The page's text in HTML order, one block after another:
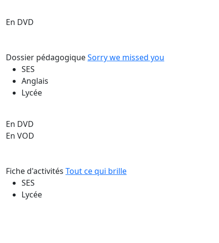
En DVD
Dossier pédagogiqueSorry we missed you
SES
Anglais
Lycée
En DVD
En VOD
Fiche d'activités Tout ce qui brille
SES
Lycée